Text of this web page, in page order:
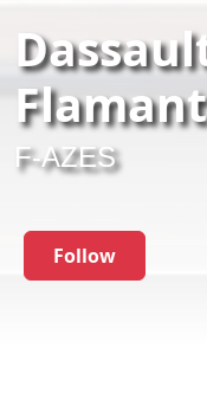
Flamant
F-AZES
Follow